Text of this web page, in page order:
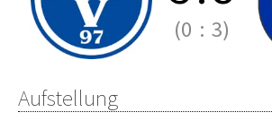
(0 : 3)
Aufstellung